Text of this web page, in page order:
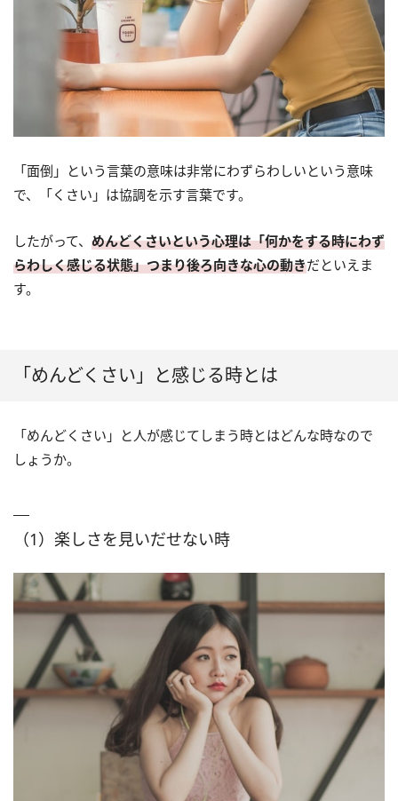
「面倒」という言葉の意味は非常にわずらわしいという意味
で、「くさい」は協調を示す言葉です。
したがって、 めんどくさいという心理は「何かをする時にわず
らわしく感じる状態」つまり後ろ向きな心の動きだといえま
す。
「めんどくさい」と感じる時とは
「めんどくさい」と人が感じてしまう時とはどんな時なので
しょうか。
（1）楽しさを見いだせない時